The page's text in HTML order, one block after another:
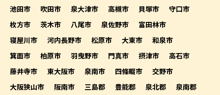
池田市
吹田市 泉大津市 高槻市 貝塚市
守口市
枚方市
茨木市 八尾市 泉佐野市
富田林市
寝屋川市
河内長野市 松原市 大東市
和泉市
箕面市
柏原市 羽曳野市 門真市 摂津市
高石市
藤井寺市
東大阪市 泉南市 四條畷市
交野市
大阪狭山市
阪南市 三島郡 豊能郡 泉北郡
泉南郡